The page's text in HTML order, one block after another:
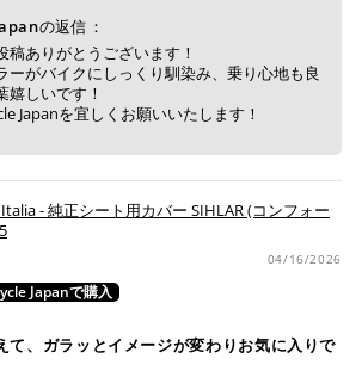
作後、レジにてお支払いください。
注文日より7日以内とさせて頂いてお
てしまった場合は自動でご注文はキャン
。
円以上のお買い物の際にはご利用頂けま
現金のみとなります。
の返信：
稿ありがとうございます！
ーがバイクにしっくり馴染み、乗り心地も良
嬉しいです！
Japanを宜しくお願いいたします！
- 純正シート用カバー SIHLAR (コンフォー
04/16/2026
て、ガラッとイメージが変わりお気に入りで